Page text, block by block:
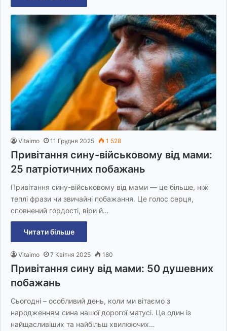
Vitaimo 11 Грудня 2025 1 528
Привітання сину-військовому від мами:
25 патріотичних побажань
Привітання сину-військовому від мами — це більше, ніж
теплі фрази чи звичайні побажання. Це голос серця,
сповнений гордості, віри й…
Читати більше
Vitaimo 7 Квітня 2025 180
Привітання сину від мами: 50 душевних
побажань
Сьогодні – особливий день, коли ми вітаємо з
народженням сина нашої дорогої матусі. Це один із
найщасливіших та найбільш хвилюючих…